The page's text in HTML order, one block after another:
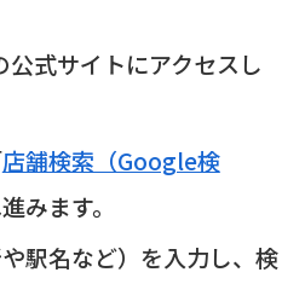
式サイトにアクセスし
店舗検索（Google検
みます。
駅名など）を入力し、検